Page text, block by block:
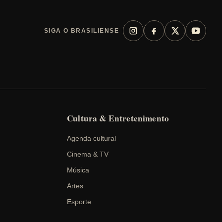
SIGA O BRASILIENSE
Cultura & Entretenimento
Agenda cultural
Cinema & TV
Música
Artes
Esporte